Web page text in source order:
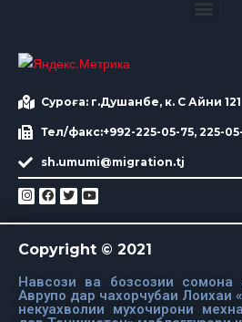
Суроға: г.Душанбе, к. С Айни 121
Тел/факс:+992-225-05-75, 225-
sh.umumi@migration.tj
Copyright © 2021
Навсози ва бозсозии сомона
Аврупо дар чахорчубаи Лоихаи
некуахволии мухочирони